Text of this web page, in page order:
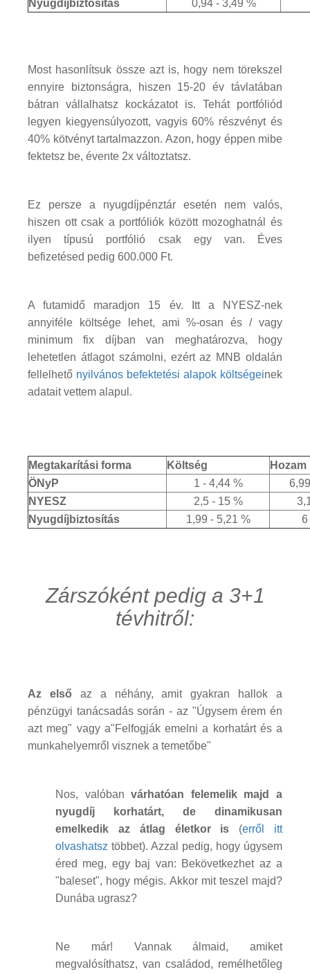
Nyugdíjbiztosítás 0,94 - 3,49 %
Most hasonlítsuk össze azt is, hogy nem törekszel
ennyire biztonságra, hiszen 15-20 év távlatában
bátran vállalhatsz kockázatot is. Tehát portfóliód
legyen kiegyensúlyozott, vagyis 60% részvényt és
40% kötvényt tartalmazzon. Azon, hogy éppen mibe
fektetsz be, évente 2x változtatsz.
Ez persze a nyugdíjpénztár esetén nem valós,
hiszen ott csak a portfóliók között mozoghatnál és
ilyen típusú portfólió csak egy van. Éves
befizetésed pedig 600.000 Ft.
A futamidő maradjon 15 év. Itt a NYESZ-nek
annyiféle költsége lehet, ami %-osan és / vagy
minimum fix díjban van meghatározva, hogy
lehetetlen átlagot számolni, ezért az MNB oldalán
fellelhető nyilvános befektetési alapok költségeinek
adatait vettem alapul.
Megtakarítási forma Költség
Hozam
ÖNyP
1 - 4,44 %
NYESZ
2,5 - 15 %
Nyugdíjbiztosítás
1,99 - 5,21 % 6
Zárszóként pedig a 3+1
tévhitről:
Az első az a néhány, amit gyakran hallok a
pénzügyi tanácsadás során - az "Úgysem érem én
azt meg" vagy a"Felfogják emelni a korhatárt és a
munkahelyemről visznek a temetőbe"
Nos, valóbanvárhatóan felemelik majd a
nyugdíj korhatárt, de dinamikusan
emelkedik az átlag életkor is (erről itt
olvashatsz többet). Azzal pedig, hogy úgysem
éred meg, egy baj van: Bekövetkezhet az a
"baleset", hogy mégis. Akkor mit teszel majd?
Dunába ugrasz?
Ne már! Vannak álmaid, amiket
megvalósíthatsz, van családod, remélhetőleg